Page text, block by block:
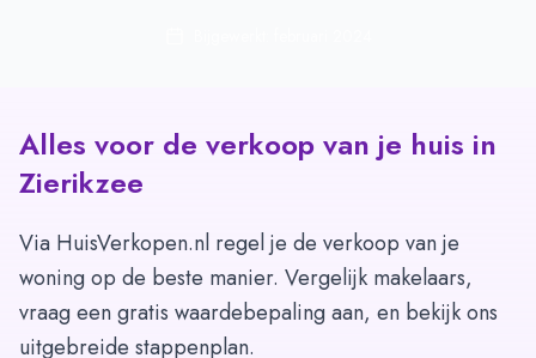
Alles voor de verkoop van je huis in
Zierikzee
Via HuisVerkopen.nl regel je de verkoop van je
woning op de beste manier. Vergelijk makelaars,
vraag een gratis waardebepaling aan, en bekijk ons
uitgebreide stappenplan.